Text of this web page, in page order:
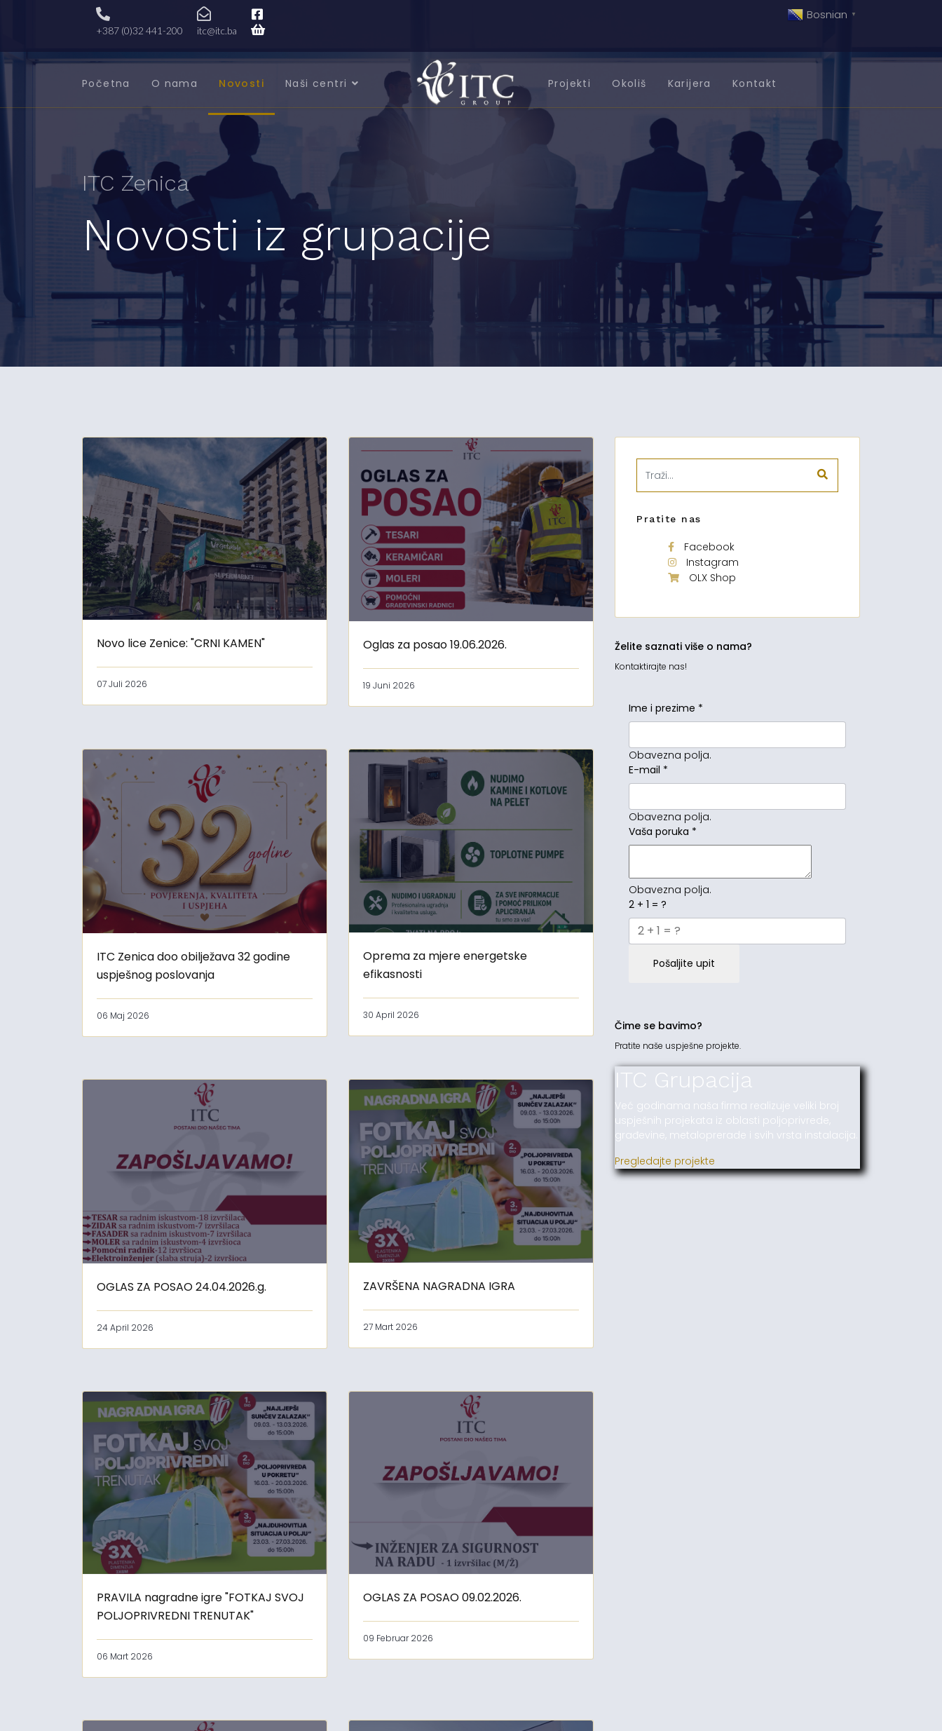
+387 (0)32 441-200 itc@itc.ba
Bosnian ▼
Početna O nama Novosti Naši centri Projekti Okoliš Karijera Kontakt
ITC Zenica
Novosti iz grupacije
Novo lice Zenice: "CRNI KAMEN"
07 Juli 2026
Oglas za posao 19.06.2026.
19 Juni 2026
ITC Zenica doo obilježava 32 godine
uspješnog poslovanja
06 Maj 2026
Oprema za mjere energetske
efikasnosti
30 April 2026
OGLAS ZA POSAO 24.04.2026.g.
24 April 2026
ZAVRŠENA NAGRADNA IGRA
27 Mart 2026
PRAVILA nagradne igre "FOTKAJ SVOJ
POLJOPRIVREDNI TRENUTAK"
06 Mart 2026
OGLAS ZA POSAO 09.02.2026.
09 Februar 2026
Pratite nas
Facebook
Instagram
OLX Shop
Želite saznati više o nama?
Kontaktirajte nas!
Ime i prezime *
Obavezna polja.
E-mail *
Obavezna polja.
Vaša poruka *
Obavezna polja.
2 + 1 = ?
Pošaljite upit
Čime se bavimo?
Pratite naše uspješne projekte.
ITC Grupacija
Već godinama naša firma realizuje veliki broj
uspješnih projekata iz oblasti poljoprivrede,
građevine, metaloprerade i svih vrsta instalacija.
Pregledajte projekte